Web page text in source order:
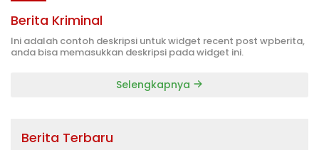
Berita Kriminal
Ini adalah contoh deskripsi untuk widget recent post wpberita,
anda bisa memasukkan deskripsi pada widget ini.
Selengkapnya
Berita Terbaru